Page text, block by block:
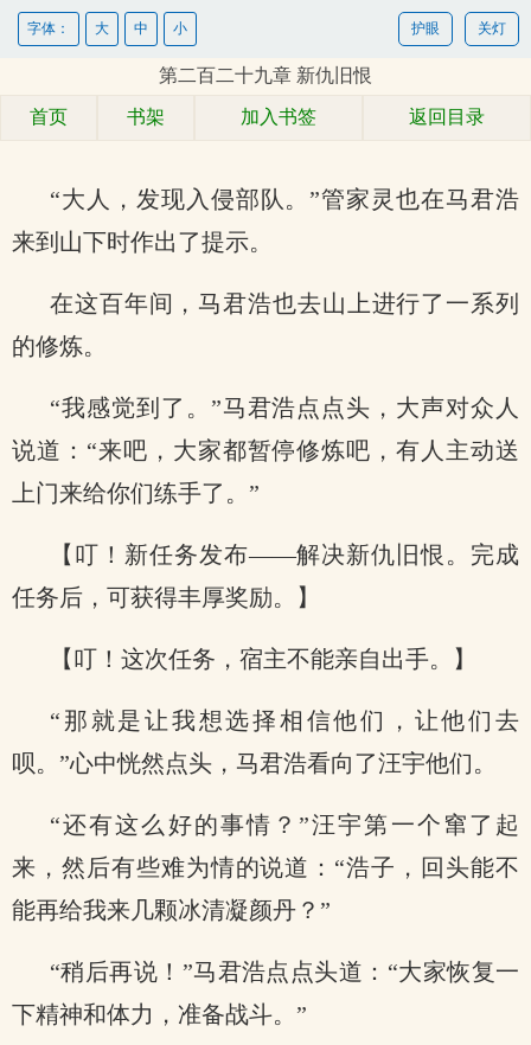
关灯
护眼
字体： 大 中 小
第二百二十九章 新仇旧恨
首页 书架 加入书签 返回目录
“大人，发现入侵部队。”管家灵也在马君浩
来到山下时作出了提示。
在这百年间，马君浩也去山上进行了一系列
的修炼。
“我感觉到了。”马君浩点点头，大声对众人
说道：“来吧，大家都暂停修炼吧，有人主动送
上门来给你们练手了。”
【叮！新任务发布——解决新仇旧恨。完成
任务后，可获得丰厚奖励。】
【叮！这次任务，宿主不能亲自出手。】
“那就是让我想选择相信他们，让他们去
呗。”心中恍然点头，马君浩看向了汪宇他们。
“还有这么好的事情？”汪宇第一个窜了起
来，然后有些难为情的说道：“浩子，回头能不
能再给我来几颗冰清凝颜丹？”
“稍后再说！”马君浩点点头道：“大家恢复一
下精神和体力，准备战斗。”